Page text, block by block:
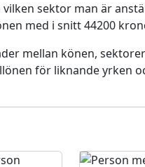
sektor man är
med i snitt 44200
mellan könen,
för liknande yrken